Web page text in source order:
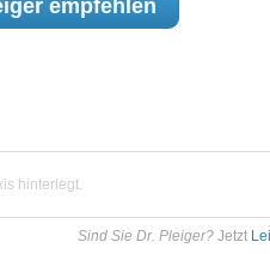
empfehlen
hinterlegt.
Sind Sie Dr. Pleiger? Jetzt